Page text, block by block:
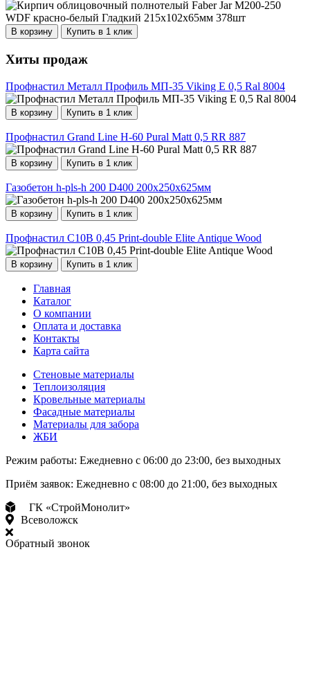
В корзину Купить в 1 клик
Хиты продаж
Профнастил Металл Профиль МП-35 Viking E 0,5 Ral 8004
В корзину Купить в 1 клик
Профнастил Grand Line Н-60 Pural Matt 0,5 RR 887
В корзину Купить в 1 клик
Газобетон h-pls-h 200 D400 200х250х625мм
В корзину Купить в 1 клик
Профнастил С10В 0,45 Print-double Elite Antique Wood
В корзину Купить в 1 клик
Главная
Каталог
О компании
Оплата и доставка
Контакты
Карта сайта
Стеновые материалы
Теплоизоляция
Кровельные материалы
Фасадные материалы
Материалы для забора
ЖБИ
Режим работы: Ежедневно с 06:00 до 23:00, без выходных
Приём заявок: Ежедневно с 08:00 до 21:00, без выходных
ГК «СтройМонолит»
Всеволожск
Обратный звонок